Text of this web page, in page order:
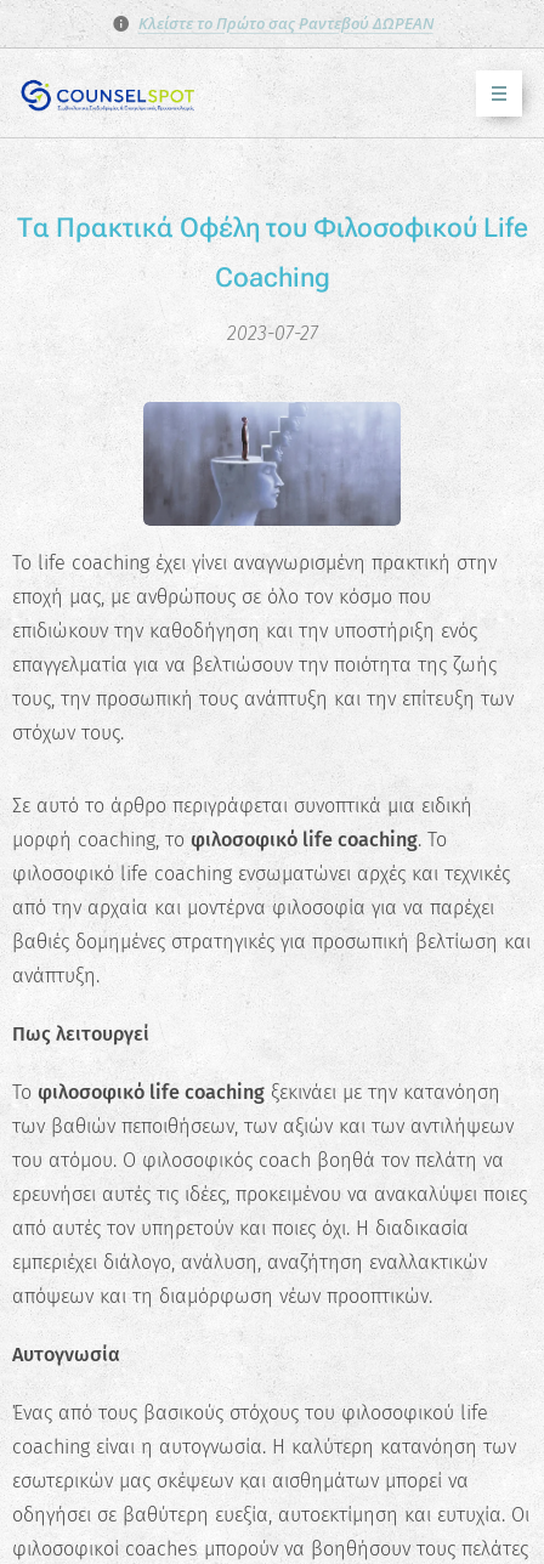
Κλείστε το Πρώτο σας Ραντεβού ΔΩΡΕΑΝ
Τα Πρακτικά Οφέλη του Φιλοσοφικού Life
Coaching
2023-07-27
Το life coaching έχει γίνει αναγνωρισμένη πρακτική στην
εποχή μας, με ανθρώπους σε όλο τον κόσμο που
επιδιώκουν την καθοδήγηση και την υποστήριξη ενός
επαγγελματία για να βελτιώσουν την ποιότητα της ζωής
τους, την προσωπική τους ανάπτυξη και την επίτευξη των
στόχων τους.
Σε αυτό το άρθρο περιγράφεται συνοπτικά μια ειδική
μορφή coaching, το φιλοσοφικό life coaching. Το
φιλοσοφικό life coaching ενσωματώνει αρχές και τεχνικές
από την αρχαία και μοντέρνα φιλοσοφία για να παρέχει
βαθιές δομημένες στρατηγικές για προσωπική βελτίωση και
ανάπτυξη.
Πως λειτουργεί
Το φιλοσοφικό life coaching ξεκινάει με την κατανόηση
των βαθιών πεποιθήσεων, των αξιών και των αντιλήψεων
του ατόμου. Ο φιλοσοφικός coach βοηθά τον πελάτη να
ερευνήσει αυτές τις ιδέες, προκειμένου να ανακαλύψει ποιες
από αυτές τον υπηρετούν και ποιες όχι. Η διαδικασία
εμπεριέχει διάλογο, ανάλυση, αναζήτηση εναλλακτικών
απόψεων και τη διαμόρφωση νέων προοπτικών.
Αυτογνωσία
Ένας από τους βασικούς στόχους του φιλοσοφικού life
coaching είναι η αυτογνωσία. Η καλύτερη κατανόηση των
εσωτερικών μας σκέψεων και αισθημάτων μπορεί να
οδηγήσει σε βαθύτερη ευεξία, αυτοεκτίμηση και ευτυχία. Οι
φιλοσοφικοί coaches μπορούν να βοηθήσουν τους πελάτες